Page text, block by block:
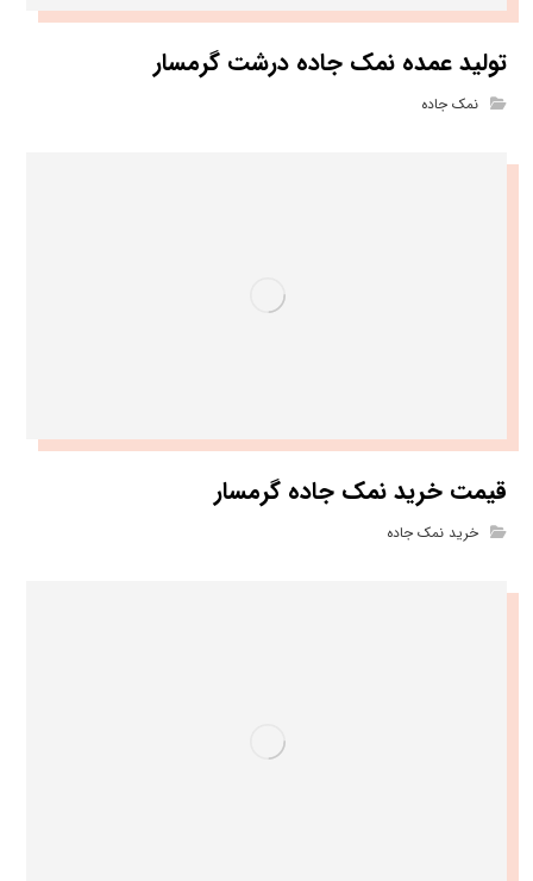
تولید عمده نمک جاده درشت گرمسار
نمک جاده
قیمت خرید نمک جاده گرمسار
خرید نمک جاده